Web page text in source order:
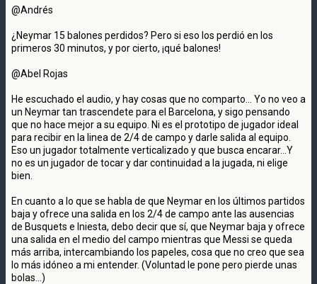
@Andrés
¿Neymar 15 balones perdidos? Pero si eso los perdió en los
primeros 30 minutos, y por cierto, ¡qué balones!
@Abel Rojas
He escuchado el audio, y hay cosas que no comparto... Yo no veo a
un Neymar tan trascendete para el Barcelona, y sigo pensando
que no hace mejor a su equipo. Ni es el prototipo de jugador ideal
para recibir en la linea de 2/4 de campo y darle salida al equipo.
Eso un jugador totalmente verticalizado y que busca encarar...Y
no es un jugador de tocar y dar continuidad a la jugada, ni elige
bien.
En cuanto a lo que se habla de que Neymar en los últimos partidos
baja y ofrece una salida en los 2/4 de campo ante las ausencias
de Busquets e Iniesta, debo decir que sí, que Neymar baja y ofrece
una salida en el medio del campo mientras que Messi se queda
más arriba, intercambiando los papeles, cosa que no creo que sea
lo más idóneo a mi entender. (Voluntad le pone pero pierde unas
bolas...)